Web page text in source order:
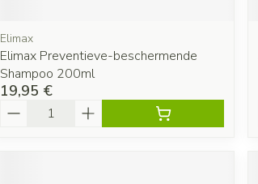
Elimax
Elimax Preventieve-beschermende
Shampoo 200ml
19,95 €
Quantité